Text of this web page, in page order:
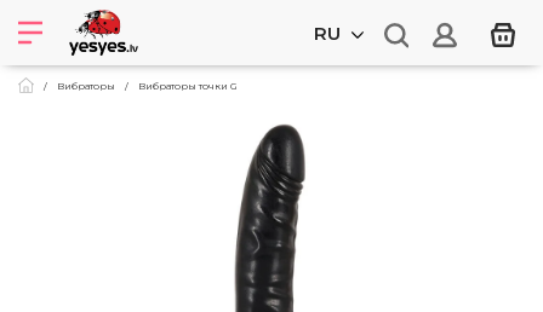
RU
Вибраторы Вибраторы точки G